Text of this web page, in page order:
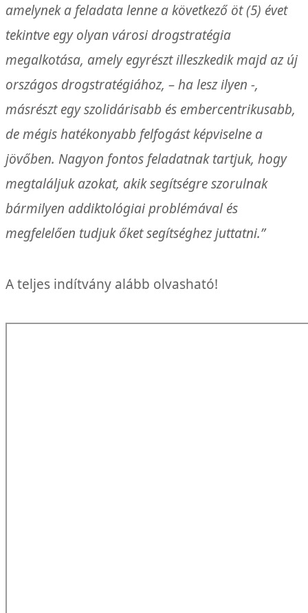
amelynek a feladata lenne a következő öt (5) évet
tekintve egy olyan városi drogstratégia
megalkotása, amely egyrészt illeszkedik majd az új
országos drogstratégiához, – ha lesz ilyen -,
másrészt egy szolidárisabb és embercentrikusabb,
de mégis hatékonyabb felfogást képviselne a
jövőben. Nagyon fontos feladatnak tartjuk, hogy
megtaláljuk azokat, akik segítségre szorulnak
bármilyen addiktológiai problémával és
megfelelően tudjuk őket segítséghez juttatni.”
A teljes indítvány alább olvasható!